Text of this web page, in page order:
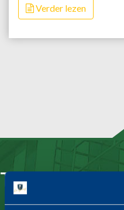
Verder lezen
Tevreden